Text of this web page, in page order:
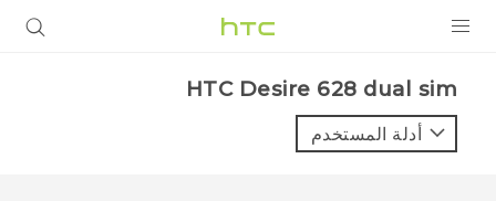
VIVE
HTC Desire 628 dual sim‎
أدلة المستخدم